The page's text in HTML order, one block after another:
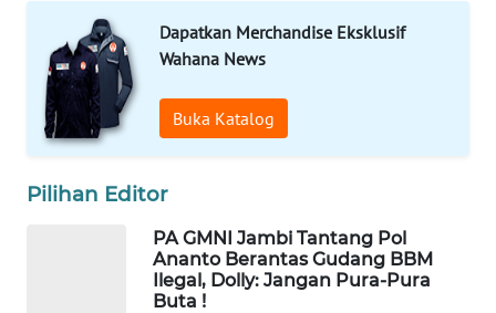
Dapatkan Merchandise Eksklusif
Wahana News
Buka Katalog
Pilihan Editor
PA GMNI Jambi Tantang Pol
Ananto Berantas Gudang BBM
Ilegal, Dolly: Jangan Pura-Pura
Buta !
WAHANA
OTOMOTIF
WAHANA
HEALTH
DESA